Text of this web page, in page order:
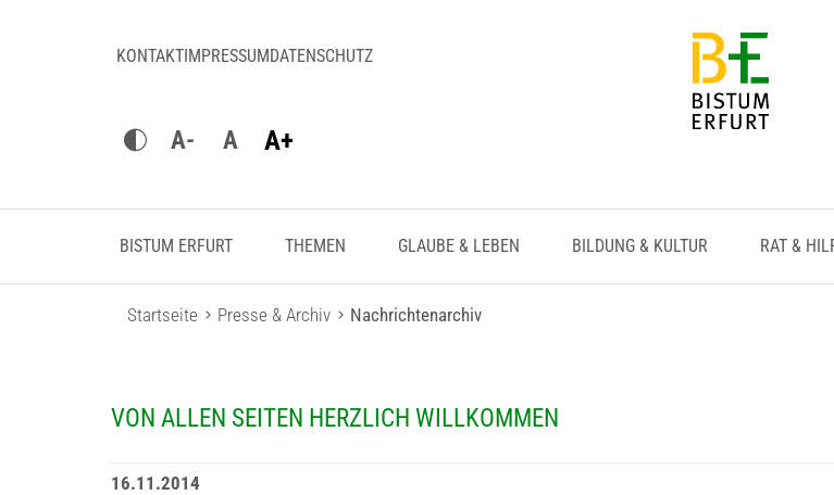
KONTAKTIMPRESSUMDATENSCHUTZ
A- A A+
BISTUM ERFURT THEMEN GLAUBE & LEBEN BILDUNG & KULTUR RAT &
Startseite Presse & Archiv Nachrichtenarchiv
VON ALLEN SEITEN HERZLICH WILLKOMMEN
16.11.2014